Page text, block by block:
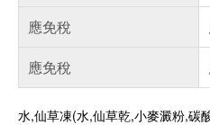
應免稅
應免稅
水,仙草凍(水,仙草乾,小麥澱粉,碳